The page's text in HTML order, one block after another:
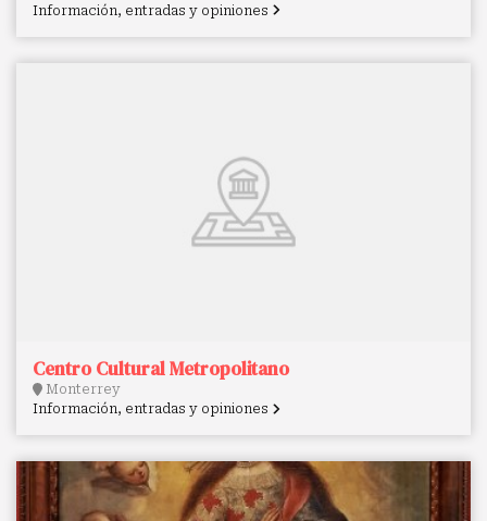
Información, entradas y opiniones
Centro Cultural Metropolitano
Monterrey
Información, entradas y opiniones